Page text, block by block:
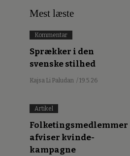
Mest læste
Kommentar
Sprækker i den
svenske stilhed
Kajsa Li Paludan / 19.5.26
Artikel
Folketingsmedlemmer
afviser kvinde-
kampagne